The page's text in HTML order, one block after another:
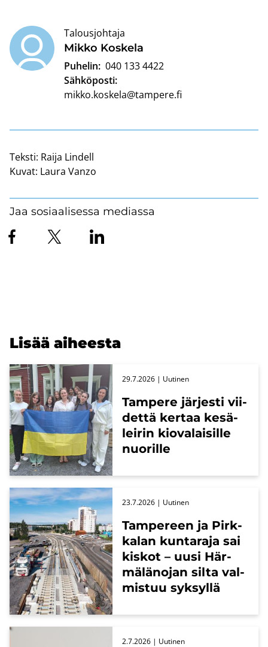
Mikko Kos­ke­la
Talousjohtaja
Puhelin: 040 133 4422
Sähköposti:
mikko.koskela@tampere.fi
Teksti: Raija Lindell
Kuvat: Laura Vanzo
Jaa sosiaalisessa mediassa
Lisää ai­hees­ta
Tam­pe­re jär­jes­ti vii­
det­tä ker­taa ke­sä­
lei­rin kio­va­lai­sil­le
nuo­ril­le
29.7.2026 | Uu­ti­nen
Tam­pe­reen ja Pirk­
ka­lan kun­ta­ra­ja sai
kis­kot – uusi Här­
mä­lä­no­jan silta val­
mis­tuu syk­syl­lä
23.7.2026 | Uu­ti­nen
2.7.2026 | Uu­ti­nen